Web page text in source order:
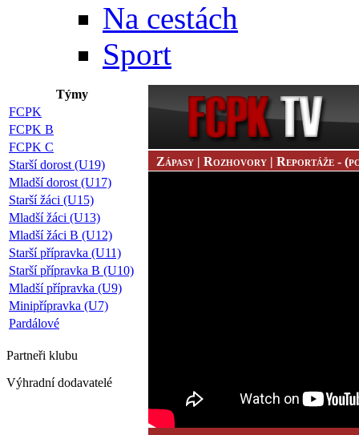
Na cestách
Sport
Týmy
FCPK
FCPK B
FCPK C
Starší dorost (U19)
Mladší dorost (U17)
Starší žáci (U15)
Mladší žáci (U13)
Mladší žáci B (U12)
Starší přípravka (U11)
Starší přípravka B (U10)
Mladší přípravka (U9)
Minipřípravka (U7)
Pardálové
Partneři klubu
Výhradní dodavatelé
Zápasy | Rozhovory | Reportáže -